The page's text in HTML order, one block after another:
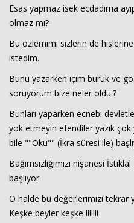
Esas yapmaz isek ecdadıma
olmaz mı?
Bu özlemimi sizlerin de
istedim.
Bunu yazarken içim buruk ve
soruyorum bize neler oldu.?
Bunları yaparken ecnebi
yok etmeyin efendiler yazık çok
bile ""Oku"" (İkra süresi ile)
Bağımsızlığımızı nişanesi
başlıyor
O halde bu değerlerimizi tekrar
Keşke beyler keşke !!!!!!!